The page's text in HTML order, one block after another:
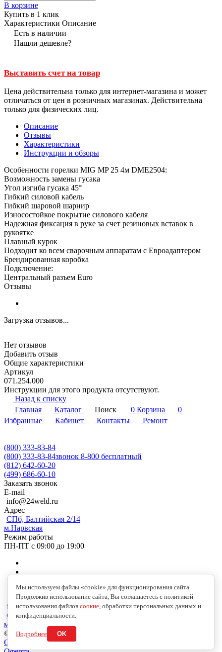
В корзине
Купить в 1 клик
Характеристики Описание
Есть в наличии
Нашли дешевле?
Выставить счет на товар
Цена действительна только для интернет-магазина и может
отличаться от цен в розничных магазинах. Действительна
только для физических лиц.
Описание
Отзывы
Характеристики
Инструкции и обзоры
Особенности горелки MIG MP 25 4м DME2504:
Возможность замены гусака
Угол изгиба гусака 45°
Гибкий силовой кабель
Гибкий шаровой шарнир
Износостойкое покрытие силового кабеля
Надежная фиксация в руке за счет резиновых вставок в
рукоятке
Плавный курок
Подходит ко всем сварочным аппаратам с Евроадаптером
Брендированная коробка
Подключение:
Центральный разъем Euro
Отзывы
Загрузка отзывов...
Нет отзывов
Добавить отзыв
Общие характеристики
Артикул
071.254.000
Инструкции для этого продукта отсутствуют.
Назад к списку
Главная
Каталог Поиск 0 Корзина
0
Избранные
Кабинет Контакты Ремонт
(800) 333-83-84
(800) 333-83-84звонок 8-800 бесплатный
(812) 642-60-20
(499) 686-60-10
Заказать звонок
E-mail
info@24weld.ru
Адрес
СПб, Балтийская 2/14
м.Нарвская
Режим работы
ПН-ПТ с 09:00 до 19:00
info@24weld.ru
СПб, Балтийская 2/14
м.Нарвская
© 2026 Copyright © 2009-2026 //24WELD.RU//СВАРКА24//
Обработка персональных данных
Мы используем файлы «cookie» для функционирования сайта.
Продолжив использование сайта, Вы соглашаетесь с политикой
использования файлов соокие, обработки персональных данных и
конфиденциальности.
Подробнее OK